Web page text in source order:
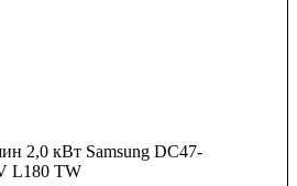
2,0 кВт Samsung DC47-
L180 TW